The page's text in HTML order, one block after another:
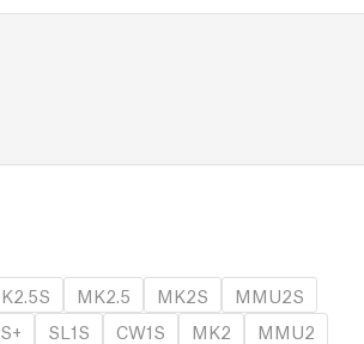
MK2.5 MK2S
MMU2S
SL1S CW1S MK2
MMU2